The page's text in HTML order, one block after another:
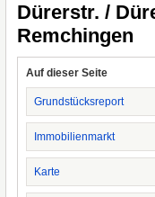
Dürerstr. /
Remchingen
Auf dieser Seite
Grundstücksreport
Immobilienmarkt
Karte